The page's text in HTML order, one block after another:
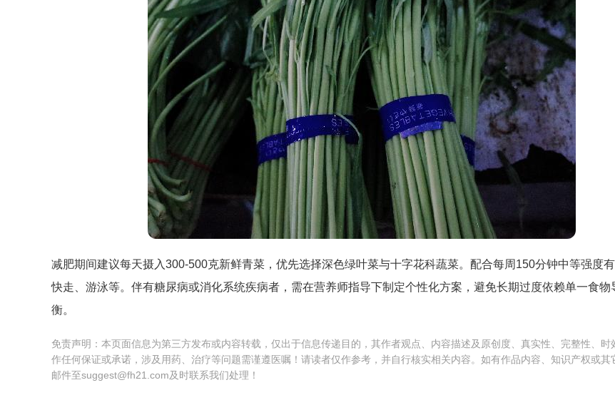
减肥期间建议每天摄入300-500克新鲜青菜，优先选择深色绿叶菜与十字花科蔬菜。配合每周150分钟中等强度
快走、游泳等。伴有糖尿病或消化系统疾病者，需在营养师指导下制定个性化方案，避免长期过度依赖单一食物
衡。
免责声明：本页面信息为第三方发布或内容转载，仅出于信息传递目的，其作者观点、内容描述及原创度、真实性、完整性、时
作任何保证或承诺，涉及用药、治疗等问题需谨遵医嘱！请读者仅作参考，并自行核实相关内容。如有作品内容、知识产权或其
邮件至suggest@fh21.com及时联系我们处理！